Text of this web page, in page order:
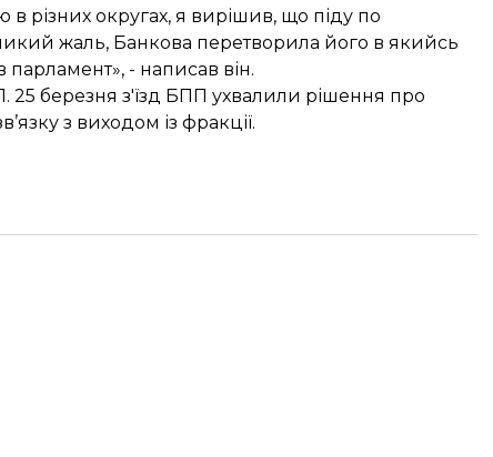
в різних округах, я вирішив, що піду по
жаль, Банкова перетворила його в якийсь
парламент», - написав він.
25 березня з'їзд БПП ухвалили рішення про
з виходом із фракції.